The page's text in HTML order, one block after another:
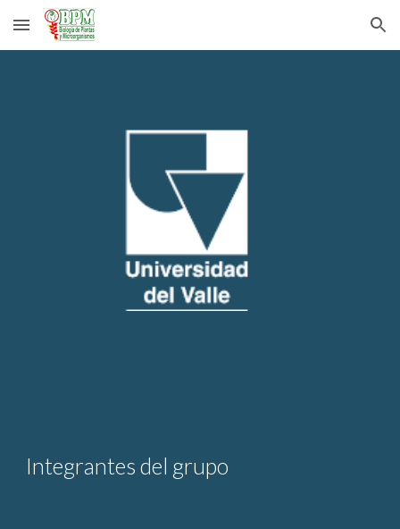
Skip to main content Skip to navigation
Integrantes del grupo